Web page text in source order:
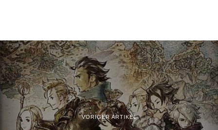
VORIGER ARTIKEL